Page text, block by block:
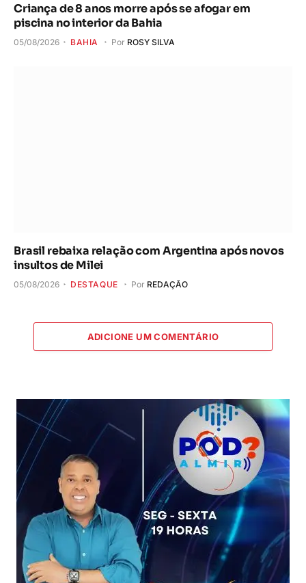
Criança de 8 anos morre após se afogar em
piscina no interior da Bahia
05/08/2026 BAHIA Por ROSY SILVA
Brasil rebaixa relação com Argentina após novos
insultos de Milei
05/08/2026 DESTAQUE Por REDAÇÃO
ADICIONE UM COMENTÁRIO